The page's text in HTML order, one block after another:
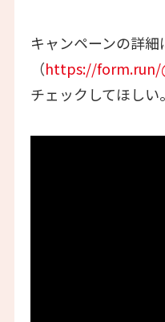
キャンペーンの詳
（https://form.run/
チェックしてほしい。